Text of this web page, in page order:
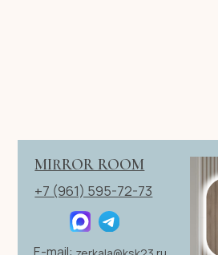
© 2026 ИП Клевцов Е.А.Все права защищены.
Политика конфиденциальности|Согласие на обработку
персональных данных|Договор оферты
ОГРН 321237500406259